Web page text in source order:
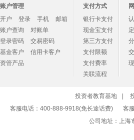
账户管理
开户
登录 手机
邮箱
账户查询
对账单
登录密码
交易密码
基金客户
信用卡客户
资管产品
支付方式
银行卡支付
现金宝支付
第三方支付
支付限额
支付费率
关联流程
投资者教育基地
客服电话：400-888-9918(免长途话费)
客
公司地址：上海